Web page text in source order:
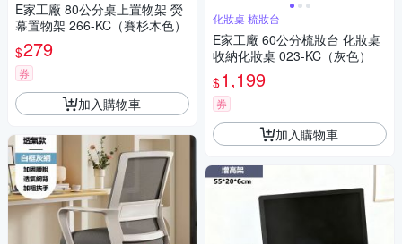
E家工廠 80公分桌上置物架 熒
幕置物架 266-KC（賽杉木色）
$279
券
加入購物車
化妝桌 梳妝台
E家工廠 60公分梳妝台 化妝桌
收納化妝桌 023-KC（灰色）
$1,199
券
加入購物車